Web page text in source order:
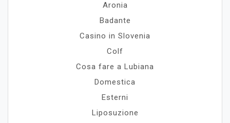
Aronia
Badante
Casino in Slovenia
Colf
Cosa fare a Lubiana
Domestica
Esterni
Liposuzione